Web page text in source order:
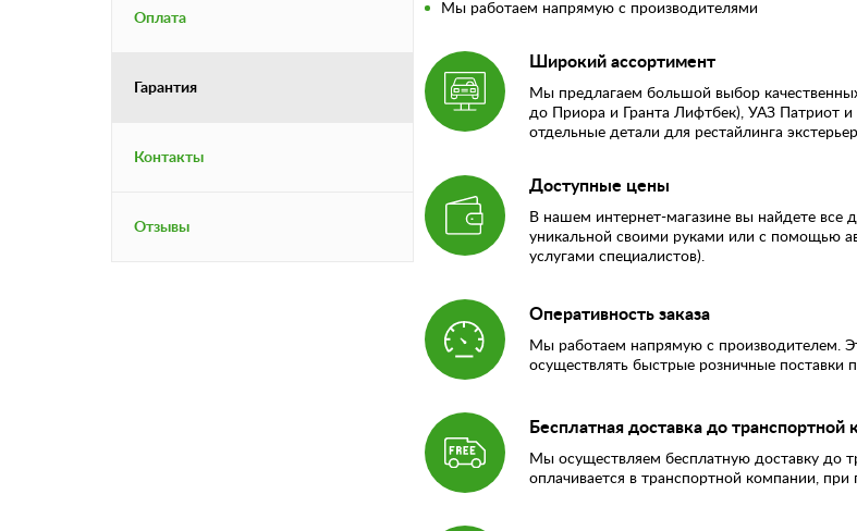
Оплата
Гарантия
Контакты
Отзывы
Мы работаем напрямую с производителями
Широкий ассортимент
Мы предлагаем большой выбор
до Приора и Гранта Лифтбек), УАЗ Патриот
отдельные детали для рестайлинга
Доступные цены
В нашем интернет-магазине вы найдете
уникальной своими руками или с помощью
услугами специалистов).
Оперативность заказа
Мы работаем напрямую с производителем.
осуществлять быстрые розничные поставки
Бесплатная доставка до транспортной
Мы осуществляем бесплатную доставку до
оплачивается в транспортной компании, при